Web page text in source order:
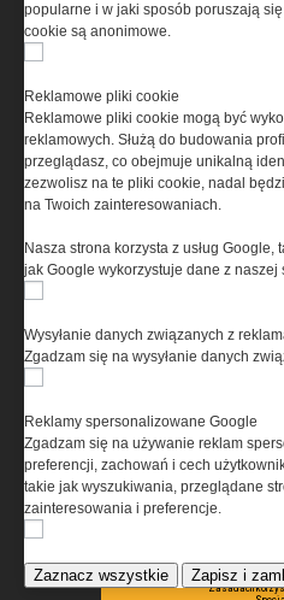
Ta witryna wykorzystuje pliki
informacji na Twoim
w celu świadczenia usług na
w tym w sposób dostosowany
Korzystanie z witryny bez
urządzeniu końcowym. W
dokonać zmiany ustawień
prywatnościorazinformacją o
rozpowszechnianie artykułów
zamieszczonych w nim utworów i
Zasadach
popularne i w jaki sposób poruszają
cookie są anonimowe.
Reklamowe pliki cookie
Reklamowe pliki cookie mogą być
reklamowych. Służą do budowania
przeglądasz, co obejmuje unikalną
zezwolisz na te pliki cookie, nadal
na Twoich zainteresowaniach.
Nasza strona korzysta z usług
jak Google wykorzystuje dane z
Wysyłanie danych związanych z
Zgadzam się na wysyłanie danych
Reklamy spersonalizowane Google
Zgadzam się na używanie reklam
preferencji, zachowań i cech
takie jak wyszukiwania, przeglądane
zainteresowania i preferencje.
Zaznacz wszystkie Zapisz i